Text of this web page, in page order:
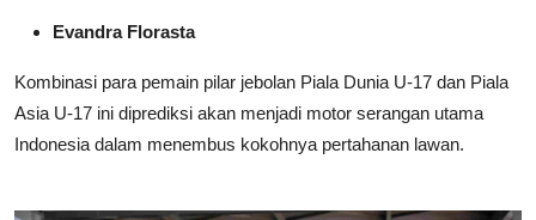
Evandra Florasta
Kombinasi para pemain pilar jebolan Piala Dunia U-17 dan Piala
Asia U-17 ini diprediksi akan menjadi motor serangan utama
Indonesia dalam menembus kokohnya pertahanan lawan.